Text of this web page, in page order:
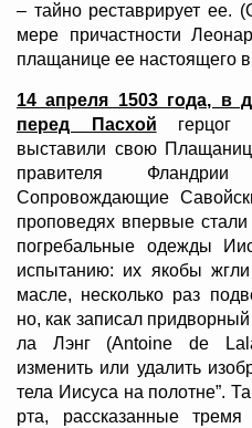
– тайно реставрирует ее.
мере причастности
плащанице ее настоящего
14 апреля 1503 года, в
перед Пасхой герцог
выставили свою
правителя
Сопровождающие
проповедях впервые стали
погребальные одежды
испытанию: их якобы
масле, несколько раз
но, как записал
ла Лэнг (Antoine de
изменить или удалить
тела Иисуса на полотне”.
рта, рассказанные